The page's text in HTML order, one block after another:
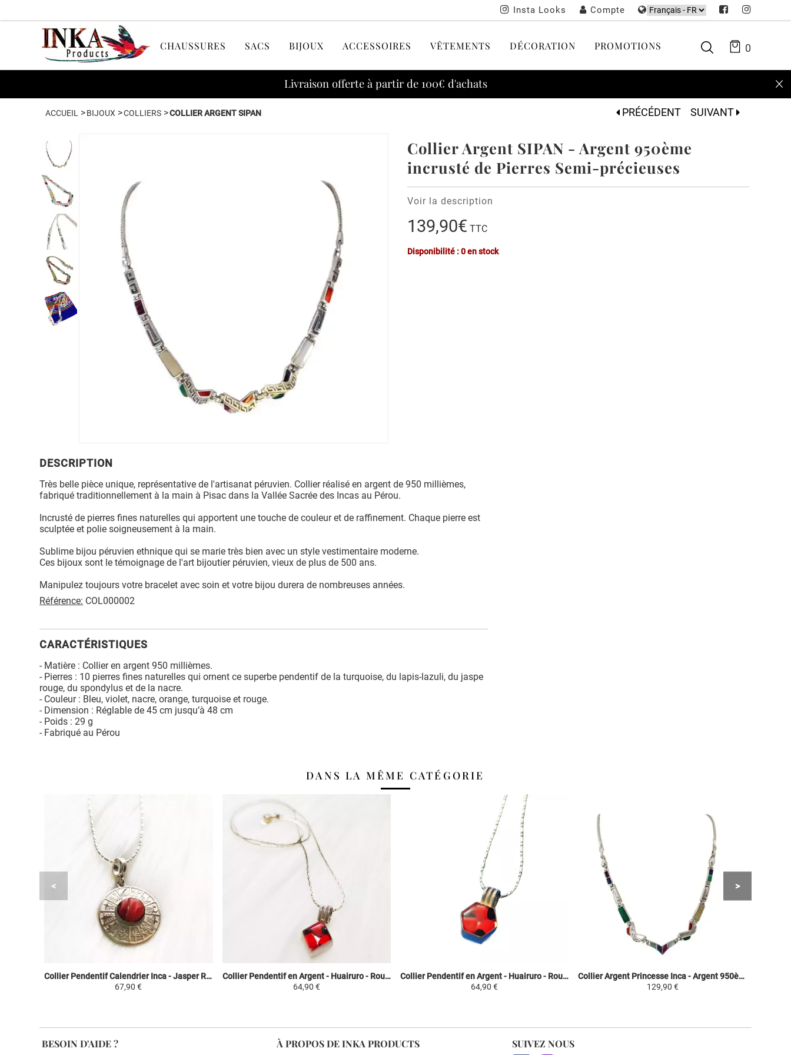
Insta Looks Compte
CHAUSSURES SACS BIJOUX ACCESSOIRES VÊTEMENTS DÉCORATION PROMOTIONS 0
Livraison offerte à partir de 100€ d'achats
ACCUEIL >BIJOUX >COLLIERS >COLLIER ARGENT SIPAN PRÉCÉDENT SUIVANT
Collier Argent SIPAN - Argent 950ème
incrusté de Pierres Semi-précieuses
Voir la description
139,90€ TTC
Disponibilité : 0 en stock
DESCRIPTION
Très belle pièce unique, représentative de l'artisanat péruvien. Collier réalisé en argent de 950 millièmes,
fabriqué traditionnellement à la main à Pisac dans la Vallée Sacrée des Incas au Pérou.
Incrusté de pierres fines naturelles qui apportent une touche de couleur et de raffinement. Chaque pierre est
sculptée et polie soigneusement à la main.
Sublime bijou péruvien ethnique qui se marie très bien avec un style vestimentaire moderne.
Ces bijoux sont le témoignage de l'art bijoutier péruvien, vieux de plus de 500 ans.
Manipulez toujours votre bracelet avec soin et votre bijou durera de nombreuses années.
Référence: COL000002
CARACTÉRISTIQUES
- Matière : Collier en argent 950 millièmes.
- Pierres : 10 pierres fines naturelles qui ornent ce superbe pendentif de la turquoise, du lapis-lazuli, du jaspe
rouge, du spondylus et de la nacre.
- Couleur : Bleu, violet, nacre, orange, turquoise et rouge.
- Dimension : Réglable de 45 cm jusqu’à 48 cm
- Poids : 29 g
- Fabriqué au Pérou
DANS LA MÊME CATÉGORIE
Collier Pendentif Calendrier Inca - Jasper Rouge - Argent 950 Pierres Naturelles
67,90 €
Collier Pendentif en Argent - Huairuro - Rouge/Noir - Argent 950/1000 Losange
64,90 €
Collier Pendentif en Argent - Huairuro - Rouge/Noir - Argent 950/1000 Héxagone
64,90 €
Collier Argent Princesse Inca - Argent 950ème incrusté de Pierres Semi-précieuses
129,90 €
BESOIN D'AIDE ? À PROPOS DE INKA PRODUCTS SUIVEZ NOUS